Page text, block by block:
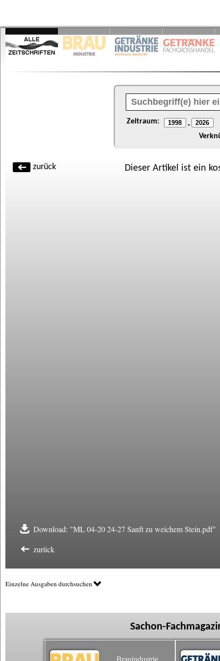
Zeitraum: -
zurück Dieser Artikel ist ein
Download: "ML 04-20 24-27 Sanft zu weichem Stein.pdf"
zurück
Einzelne Ausgaben durchsuchen
Sachon-
Brauindustrie